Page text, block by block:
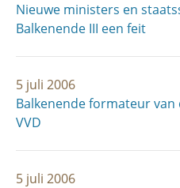
Nieuwe ministers en
Balkenende III een feit
5 juli 2006
Balkenende formateur van
VVD
5 juli 2006